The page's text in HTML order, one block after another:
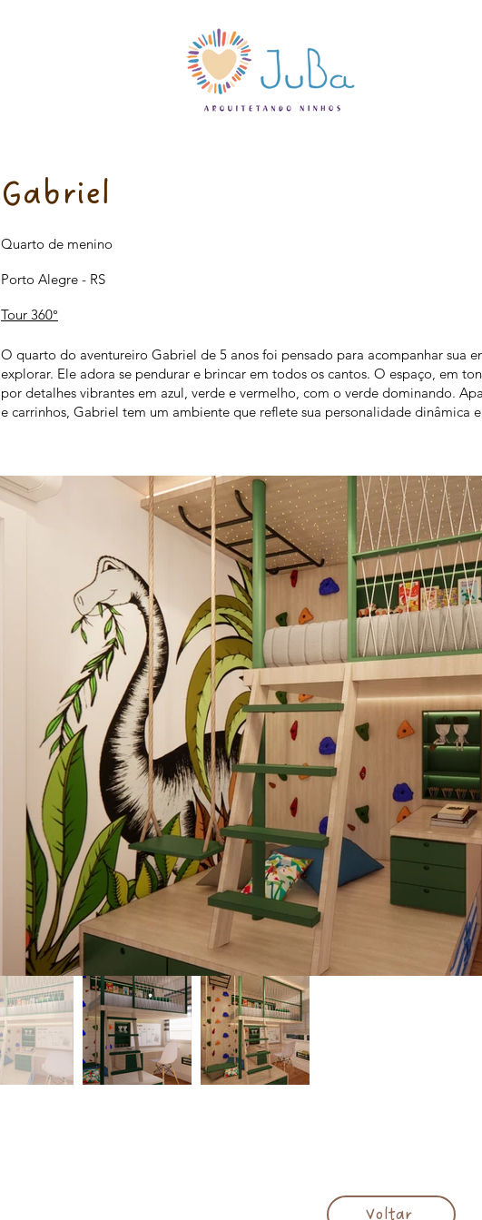
Gabriel
Quarto de menino
Porto Alegre - RS
Tour 360°
O quarto do aventureiro Gabriel de 5 anos foi pensado para acompanhar sua
explorar. Ele adora se pendurar e brincar em todos os cantos. O espaço, em
por detalhes vibrantes em azul, verde e vermelho, com o verde dominando.
e carrinhos, Gabriel tem um ambiente que reflete sua personalidade dinâmica
Voltar